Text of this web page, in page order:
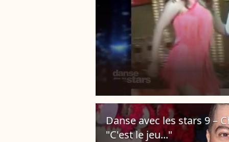
Danse avec les stars 9 –
"C'est le jeu..."